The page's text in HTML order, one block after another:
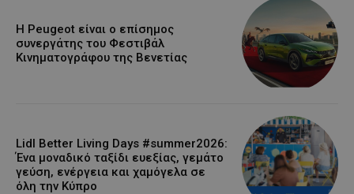
Η Peugeot είναι ο επίσημος
συνεργάτης του Φεστιβάλ
Κινηματογράφου της Βενετίας
Lidl Better Living Days #summer2026:
Ένα μοναδικό ταξίδι ευεξίας, γεμάτο
γεύση, ενέργεια και χαμόγελα σε
όλη την Κύπρο